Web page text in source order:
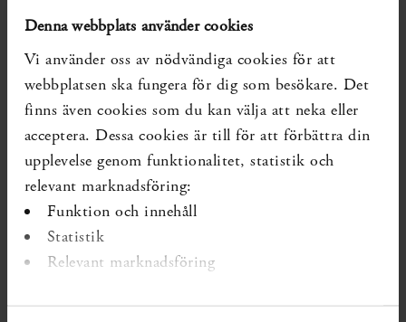
Denna webbplats använder cookies
Vi använder oss av nödvändiga cookies för att
webbplatsen ska fungera för dig som besökare. Det
finns även cookies som du kan välja att neka eller
acceptera. Dessa cookies är till för att förbättra din
upplevelse genom funktionalitet, statistik och
relevant marknadsföring:
Funktion och innehåll
Statistik
Relevant marknadsföring
vård för. Det ger tandvården unika möjligheter att
förebygga ohälsa och upptäcka, eller misstänka,
medicinska diagnoser och ohälsotillstånd.
Syfte
Att sammanställa vetenskapligt underlag och
hälsoekonomiska bedömningar för metoder inom
tandvården som syftar till att förebygga och identifiera
medicinska sjukdomar och ohälsotillstånd. Utöver det
strukturerna och faktorerna, som kan bidra till en stärkt